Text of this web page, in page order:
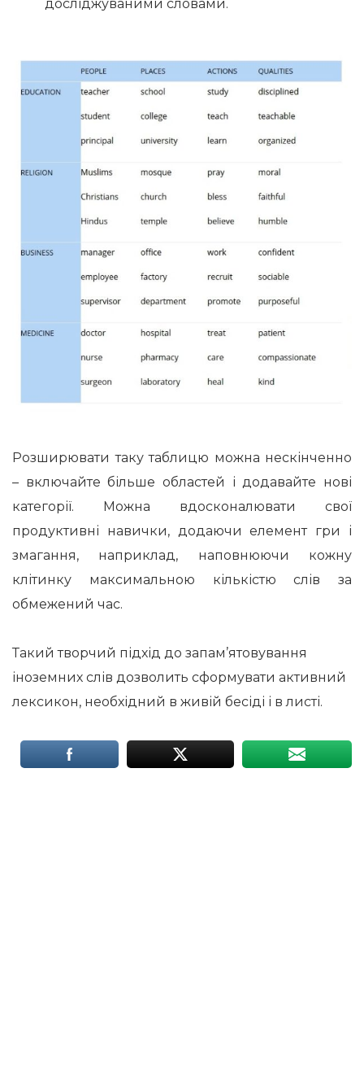
досліджуваними словами.
Розширювати таку таблицю можна нескінченно
– включайте більше областей і додавайте нові
категорії. Можна вдосконалювати свої
продуктивні навички, додаючи елемент гри і
змагання, наприклад, наповнюючи кожну
клітинку максимальною кількістю слів за
обмежений час.
Такий творчий підхід до запам’ятовування
іноземних слів дозволить сформувати активний
лексикон, необхідний в живій бесіді і в листі.